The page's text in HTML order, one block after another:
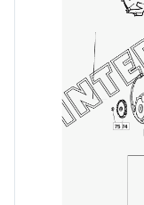
74
75